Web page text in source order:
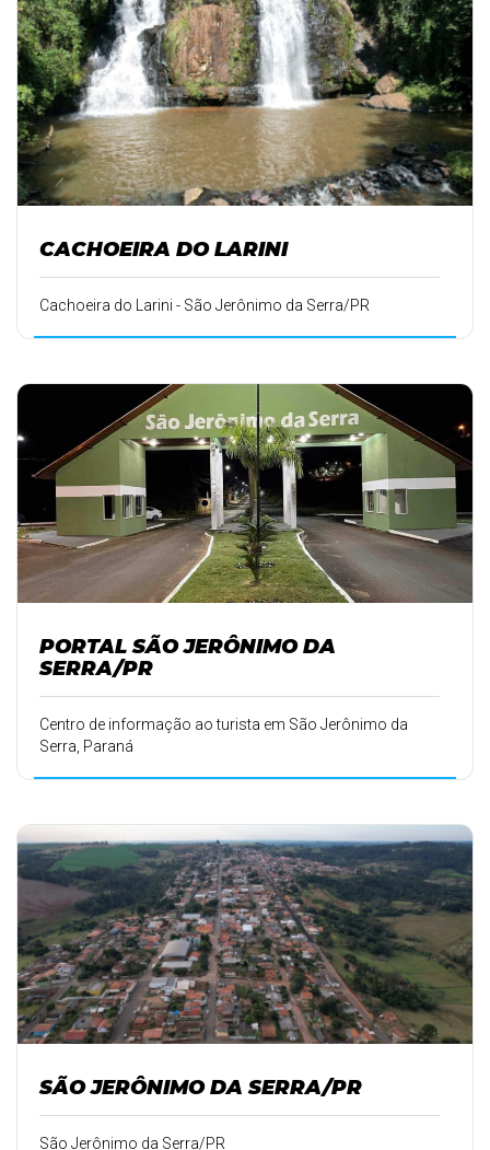
CACHOEIRA DO LARINI
Cachoeira do Larini - São Jerônimo da Serra/PR
PORTAL SÃO JERÔNIMO DA
SERRA/PR
Centro de informação ao turista em São Jerônimo da
Serra, Paraná
SÃO JERÔNIMO DA SERRA/PR
São Jerônimo da Serra/PR